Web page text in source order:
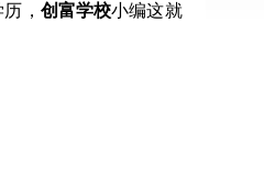
， 创富学校小编这就